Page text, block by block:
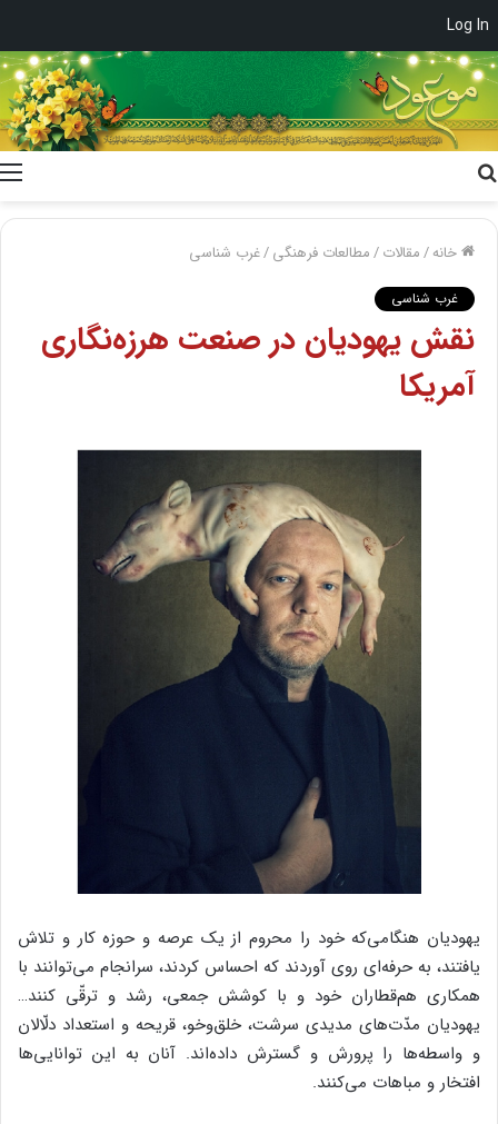
Log In
خانه/مقالات/مطالعات فرهنگی/غرب شناسی
غرب شناسی
نقش یهودیان در صنعت هرزه‌نگاری
آمریکا
یهودیان هنگامی‌که خود را محروم از یک عرصه و حوزه کار و تلاش
یافتند، به حرفه‌ای روی آوردند که احساس کردند، سرانجام می‌توانند با
همکاری هم‌قطاران خود و با کوشش جمعی، رشد و ترقّی کنند…
یهودیان مدّت‌های مدیدی سرشت، خلق‌وخو، قریحه و استعداد دلّالان
و واسطه‌ها را پرورش و گسترش داده‌اند. آنان به این توانایی‌ها
افتخار و مباهات می‌کنند.